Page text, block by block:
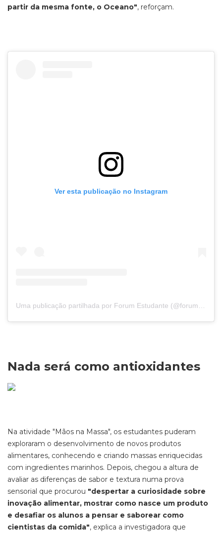
partir da mesma fonte, o Oceano", reforçam.
Ver esta publicação no Instagram
Uma publicação partilhada por Forum Estudante (@forumestudante)
Nada será como antioxidantes
Na atividade "Mãos na Massa", os estudantes puderam
exploraram o desenvolvimento de novos produtos
alimentares, conhecendo e criando massas enriquecidas
com ingredientes marinhos. Depois, chegou a altura de
avaliar as diferenças de sabor e textura numa prova
sensorial que procurou "despertar a curiosidade sobre
inovação alimentar, mostrar como nasce um produto
e desafiar os alunos a pensar e saborear como
cientistas da comida", explica a investigadora que